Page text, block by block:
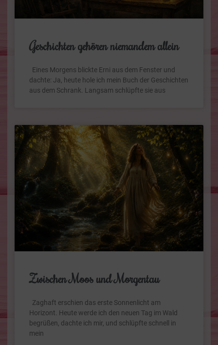
Geschichten gehören niemandem allein
Eines Morgens blickte Erni aus dem Fenster und
dachte: Ja, heute hole ich mein Buch der Geschichten
aus dem Schrank. Langsam schlüpfte sie aus
Zwischen Moos und Morgentau
Zaghaft erschien das erste Sonnenlicht am
Horizont. Heute werde ich den neuen Tag im Wald
begrüßen, dachte ich mir, und schlüpfte schnell in
mein